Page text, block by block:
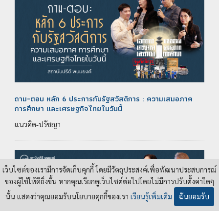
ถาม-ตอบ หลัก 6 ประการกับรัฐสวัสดิการ : ความเสมอภาค
การศึกษา และเศรษฐกิจไทยในวันนี้
แนวคิด-ปรัชญา
เว็บไซต์ของเรามีการจัดเก็บคุกกี้ โดยมีวัตถุประสงค์เพื่อพัฒนาประสบการณ์
ของผู้ใช้ให้ดียิ่งขึ้น หากคุณเรียกดูเว็บไซต์ต่อไปโดยไม่มีการปรับตั้งค่าใดๆ
นั้น แสดงว่าคุณยอมรับนโยบายคุกกี้ของเรา เรียนรู้เพิ่มเติม ฉันยอมรับ